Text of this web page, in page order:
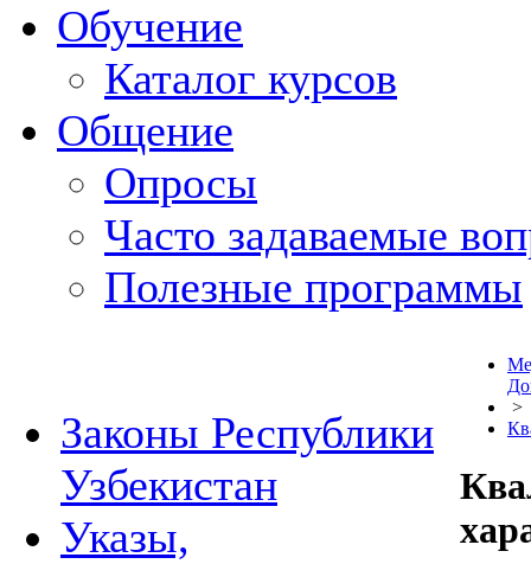
Обучение
Каталог курсов
Общение
Опросы
Часто задаваемые
Полезные программы
Законы Республики
Узбекистан
Указы,
>